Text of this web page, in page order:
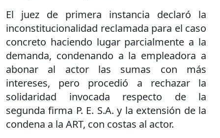
El juez de primera instancia declaró la
inconstitucionalidad reclamada para el caso
concreto haciendo lugar parcialmente a la
demanda, condenando a la empleadora a
abonar al actor las sumas con más
intereses, pero procedió a rechazar la
solidaridad invocada respecto de la
segunda firma P. E. S.A. y la extensión de la
condena a la ART, con costas al actor.